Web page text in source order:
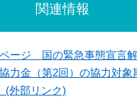
関連情報
ージ 国の緊急事態宣言解
力金（第2回）の協力対象
(外部リンク)